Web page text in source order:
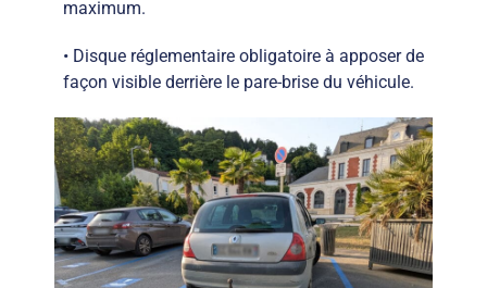
maximum.
• Disque réglementaire obligatoire à apposer de
façon visible derrière le pare-brise du véhicule.